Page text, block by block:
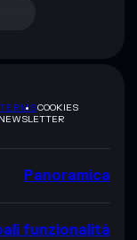
TERMSCOOKIES
NEWSLETTER
Panoramica
funzionalità